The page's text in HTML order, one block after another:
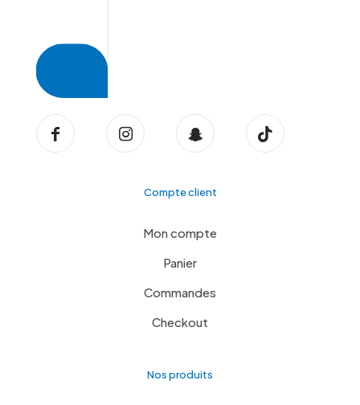
Compte client
Mon compte
Panier
Commandes
Checkout
Nos produits